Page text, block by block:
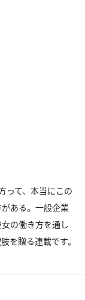
って、本当にこの
ある。一般企業
の働き方を通し
を贈る連載です。